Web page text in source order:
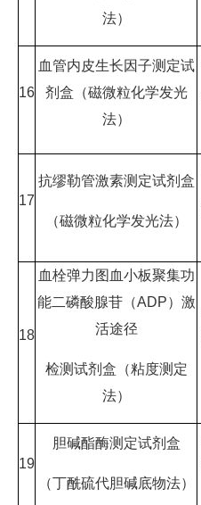
法）
16
血管内皮生长因子测定试
剂盒（磁微粒化学发光
法）
17
抗缪勒管激素测定试剂盒
（磁微粒化学发光法）
18
血栓弹力图血小板聚集功
能二磷酸腺苷（ADP）激
活途径
检测试剂盒（粘度测定
法）
19
胆碱酯酶测定试剂盒
（丁酰硫代胆碱底物法）